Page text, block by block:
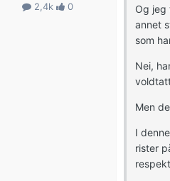
2,4k 0
Og jeg
annet
som
Nei,
Men
I
rister